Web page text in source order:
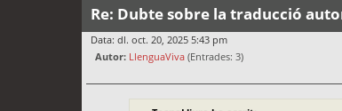
Re: Dubte sobre la traducció
Data: dl. oct. 20, 2025 5:43 pm
Autor: LlenguaViva (Entrades: 3)